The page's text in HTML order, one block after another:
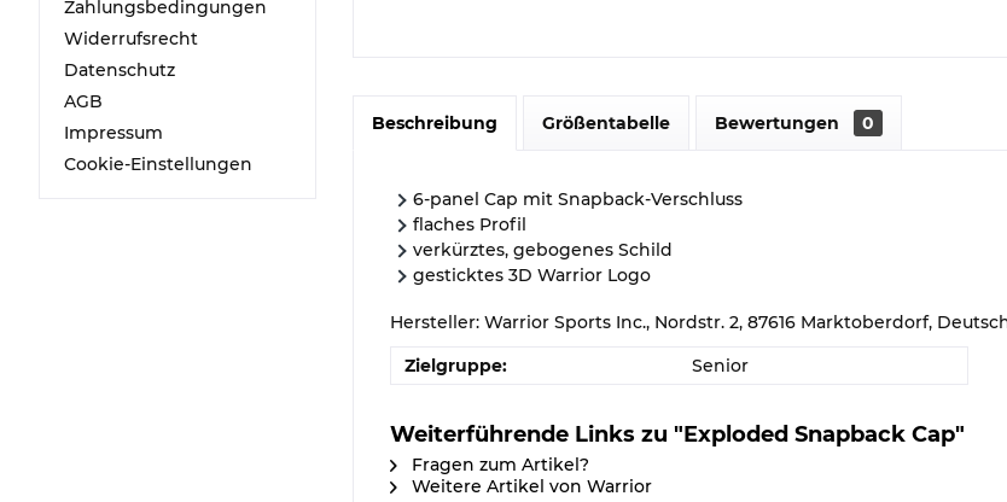
Zahlungsbedingungen
Widerrufsrecht
Datenschutz
AGB
Impressum
Cookie-Einstellungen
Beschreibung Größentabelle Bewertungen 0
6-panel Cap mit Snapback-Verschluss
flaches Profil
verkürztes, gebogenes Schild
gesticktes 3D Warrior Logo
Hersteller: Warrior Sports Inc., Nordstr. 2, 87616 Marktoberdorf,
Zielgruppe:
Senior
Weiterführende Links zu "Exploded Snapback Cap"
Fragen zum Artikel?
Weitere Artikel von Warrior